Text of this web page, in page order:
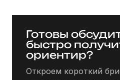
Готовы
быстро
ориентир?
Откроем короткий